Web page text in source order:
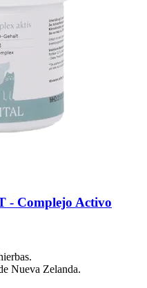
-​ Complejo Activo
Nueva Zelanda.